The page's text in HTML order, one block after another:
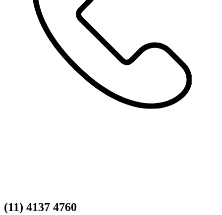
(11) 4137 4760